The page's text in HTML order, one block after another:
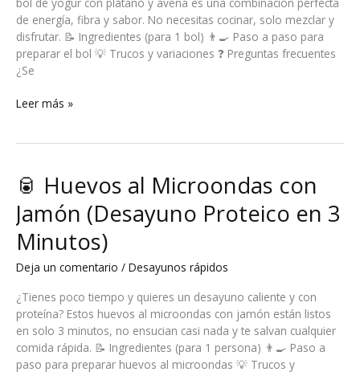
de energía, fibra y sabor. No necesitas cocinar, solo mezclar y
disfrutar. 📝 Ingredientes (para 1 bol) 👨‍🍳 Paso a paso para
preparar el bol 💡 Trucos y variaciones ❓ Preguntas frecuentes
¿Se
🍌
Plátano
y
Avena
(Desayuno
Completo
en
Minutos)
Leer más »
🥫 Huevos al Microondas con
Jamón (Desayuno Proteico en 3
Minutos)
Deja un comentario / Desayunos rápidos
¿Tienes poco tiempo y quieres un desayuno caliente y con
proteína? Estos huevos al microondas con jamón están listos
en solo 3 minutos, no ensucian casi nada y te salvan cualquier
comida rápida. 📝 Ingredientes (para 1 persona) 👨‍🍳 Paso a
paso para preparar huevos al microondas 💡 Trucos y